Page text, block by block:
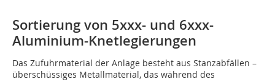
Sortierung von 5xxx- und 6xxx-
Aluminium-Knetlegierungen
Das Zufuhrmaterial der Anlage besteht aus Stanzabfällen –
überschüssiges Metallmaterial, das während des